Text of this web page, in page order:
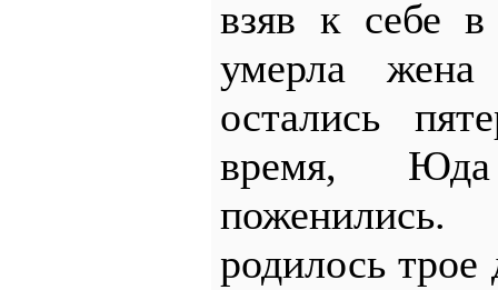
взяв к себе
умерла
остались
время,
родилось трое